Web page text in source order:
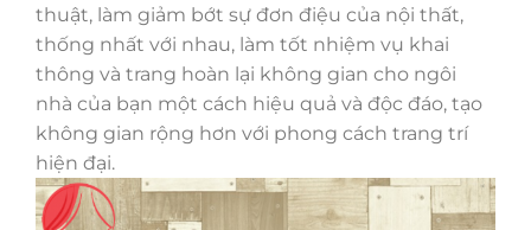
thuật, làm giảm bớt sự đơn điệu của nội thất,
thống nhất với nhau, làm tốt nhiệm vụ khai
thông và trang hoàn lại không gian cho ngôi
nhà của bạn một cách hiệu quả và độc đáo, tạo
không gian rộng hơn với phong cách trang trí
hiện đại.